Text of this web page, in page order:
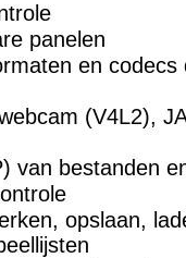
panelen
en codecs
(V4L2),
van bestanden
opslaan,